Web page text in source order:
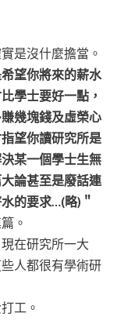
是沒什麼擔當。
望你將來的薪水
學士要好一點，
幾塊錢及虛榮心
望你讀研究所是
某一個學士生無
論甚至是廢話連
的要求…(略)＂
。
在研究所一大
人都很有學術研
工。